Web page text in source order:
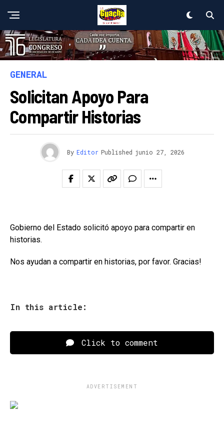
GENERAL
Solicitan Apoyo Para
Compartir Historias
By Editor Published junio 27, 2026
Gobierno del Estado solicitó apoyo para compartir en
historias.
Nos ayudan a compartir en historias, por favor. Gracias!
In this article:
Click to comment
ADVERTISEMENT